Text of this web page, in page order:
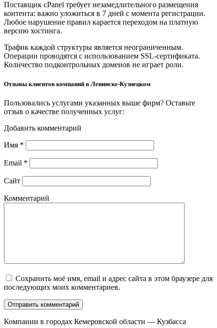
Поставщик cPanel требует незамедлительного размещения
контента: важно уложиться в 7 дней с момента регистрации.
Любое нарушение правил карается переходом на платную
версию хостинга.
Трафик каждой структуры является неограниченным.
Операции проводятся с использованием SSL-сертификата.
Количество подконтрольных доменов не играет роли.
Отзывы клиентов компаний в Ленинске-Кузнецком
Пользовались услугами указанных выше фирм? Оставьте
отзыв о качестве полученных услуг:
Добавить комментарий
Имя *
Email *
Сайт
Комментарий
Сохранить моё имя, email и адрес сайта в этом браузере для
последующих моих комментариев.
Компании в городах Кемеровской области — Кузбасса